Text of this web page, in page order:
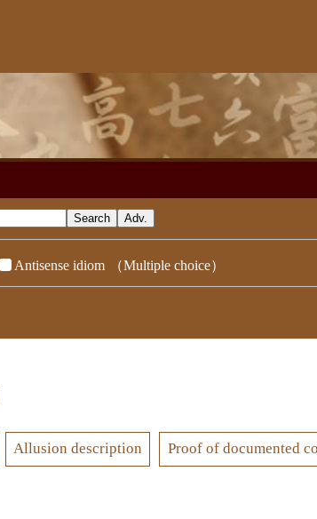
Antisense idiom （Multiple choice）
Allusion description Proof of documented